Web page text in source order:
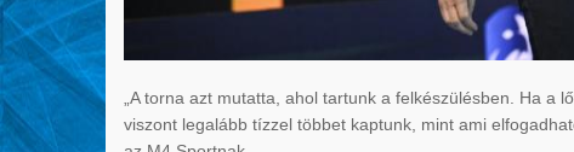
„A torna azt mutatta, ahol tartunk a felkészülésben. Ha a
viszont legalább tízzel többet kaptunk, mint ami